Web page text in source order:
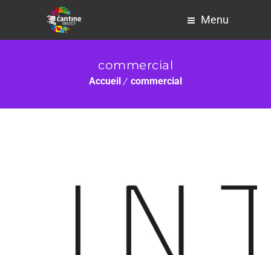
Menu
commercial
Accueil commercial